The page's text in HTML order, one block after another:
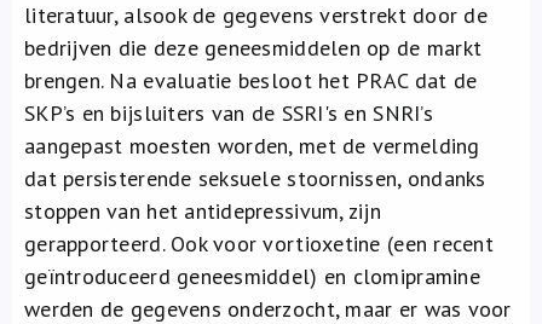
literatuur, alsook de gegevens verstrekt door de
bedrijven die deze geneesmiddelen op de markt
brengen. Na evaluatie besloot het PRAC dat de
SKP’s en bijsluiters van de SSRI's en SNRI’s
aangepast moesten worden, met de vermelding
dat persisterende seksuele stoornissen, ondanks
stoppen van het antidepressivum, zijn
gerapporteerd. Ook voor vortioxetine (een recent
geïntroduceerd geneesmiddel) en clomipramine
werden de gegevens onderzocht, maar er was voor